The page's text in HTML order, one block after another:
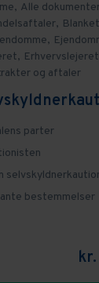
Alle
og aftaler
parter
bestemmelser